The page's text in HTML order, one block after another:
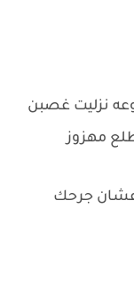
نزليت غصبن
مهزوز
عشان جرحك